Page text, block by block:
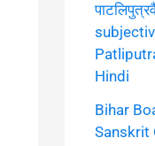
Hindi
Bihar
Sanskrit